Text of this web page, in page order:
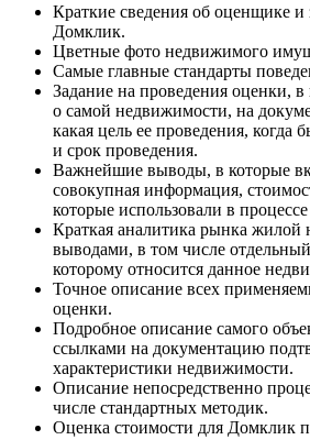
Краткие сведения об оценщике и
Домклик.
Цветные фото недвижимого
Самые главные стандарты
Задание на проведения оценки,
о самой недвижимости, на
какая цель ее проведения, когда
и срок проведения.
Важнейшие выводы, в которые
совокупная информация,
которые использовали в
Краткая аналитика рынка жилой
выводами, в том числе
которому относится данное
Точное описание всех
оценки.
Подробное описание самого
ссылками на документацию
характеристики недвижимости.
Описание непосредственно
числе стандартных методик.
Оценка стоимости для Домклик